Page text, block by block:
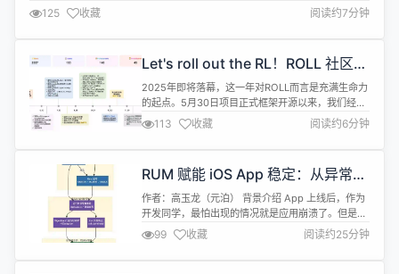
本就是建立在某种程度的“复制”之上。但为何有人因抄袭而声名狼藉，有人却借
此成就卓越？答案在于：开源领域的抄袭是一门被严重低估的学问，它映照的
不是别人的无耻，而是你自己的段位和对开源哲学的理解深度。 1 开源抄袭的
125 收藏 阅读约7分钟
Let's roll out the RL！ROLL 社区
2025 开源小结
2025年即将落幕，这一年对ROLL而言是充满生命力
的起点。5月30日项目正式框架开源以来，我们经历
了首次外宣的忐忑，见证了第一个社区开发者贡献的
PR，目睹了issue从零增长到150，更在协作中打磨
出环境开发框架ROCK。截止此刻，我们在GitHub已
甚至上手开发我们的项目。这些数字背后是成员们敲
下的...
113 收藏 阅读约6分钟
RUM 赋能 iOS App 稳定：从异常体
系到监控方案的全方位解析
作者：高玉龙（元泊） 背景介绍 App 上线后，作为
开发同学，最怕出现的情况就是应用崩溃了。但是，
线下测试好好的 App，为什么上线后就发生崩溃了
呢？这些崩溃日志信息是怎么采集的？ 先看看几个常
见的编写代码时的疏忽，是如何让应用崩溃的。 数组
99 收藏 阅读约25分钟